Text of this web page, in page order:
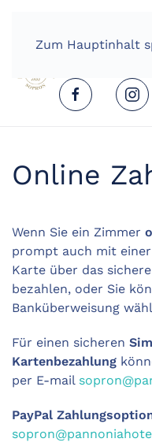
Zum Hauptinhalt
Online
Wenn Sie ein Zimmer
prompt auch mit
Karte über das
bezahlen, oder Sie
Banküberweisung
Für einen sicheren
Kartenbezahlung
per E-mail
PayPal